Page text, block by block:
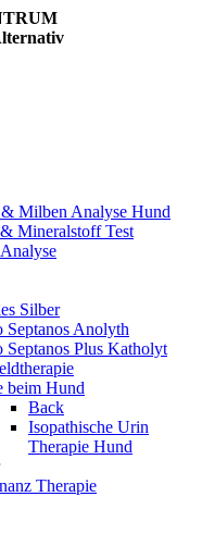
Milben Analyse Hund
Mineralstoff Test
Silber
Septanos Anolyth
Septanos Plus Katholyt
beim Hund
Back
Isopathische Urin
Therapie Hund
Therapie